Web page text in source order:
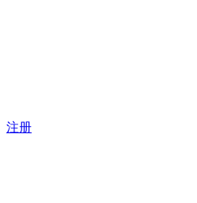
注册